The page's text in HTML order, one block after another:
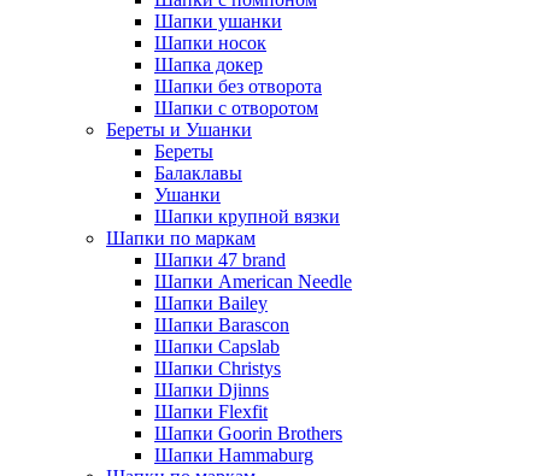
Шапки ушанки
Шапки носок
Шапка докер
Шапки без отворота
Шапки с отворотом
Береты и Ушанки
Береты
Балаклавы
Ушанки
Шапки крупной вязки
Шапки по маркам
Шапки 47 brand
Шапки American Needle
Шапки Bailey
Шапки Barascon
Шапки Capslab
Шапки Christys
Шапки Djinns
Шапки Flexfit
Шапки Goorin Brothers
Шапки Hammaburg